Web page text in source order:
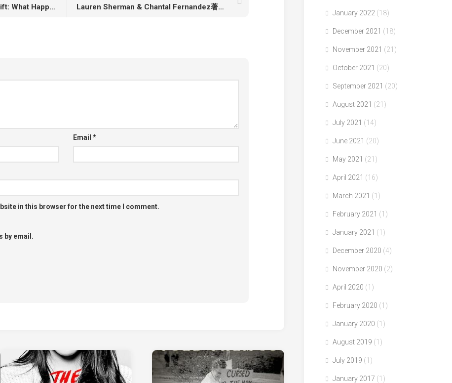
Lauren Sherman & Chantal Fernandez著「Selling Sexy: Victoria’s Secret and the Unraveling of an American Icon」
Timothy Shenk著「Left Adrift: What Happened to Liberal Politics」
Email *
in this browser for the next time I comment.
by email.
January 2022 (18)
December 2021 (18)
November 2021 (21)
October 2021 (20)
September 2021 (20)
August 2021 (21)
July 2021 (14)
June 2021 (20)
May 2021 (21)
April 2021 (16)
March 2021 (1)
February 2021 (1)
January 2021 (1)
December 2020 (4)
November 2020 (2)
April 2020 (1)
February 2020 (1)
January 2020 (1)
August 2019 (1)
July 2019 (1)
January 2017 (1)